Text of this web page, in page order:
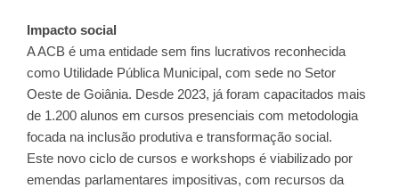
Impacto social
A ACB é uma entidade sem fins lucrativos reconhecida
como Utilidade Pública Municipal, com sede no Setor
Oeste de Goiânia. Desde 2023, já foram capacitados mais
de 1.200 alunos em cursos presenciais com metodologia
focada na inclusão produtiva e transformação social.
Este novo ciclo de cursos e workshops é viabilizado por
emendas parlamentares impositivas, com recursos da